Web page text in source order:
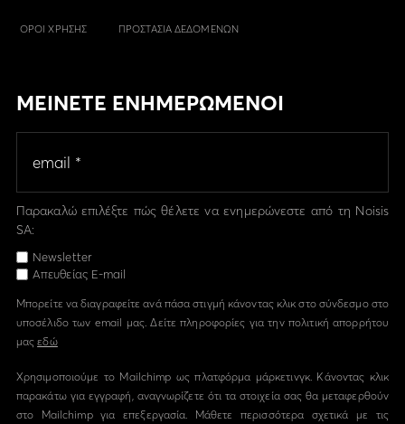
ΟΡΟΙ ΧΡΗΣΗΣ ΠΡΟΣΤΑΣΙΑ ΔΕΔΟΜΕΝΩΝ
ΜΕΙΝΕΤΕ ΕΝΗΜΕΡΩΜΕΝΟΙ
Παρακαλώ επιλέξτε πώς θέλετε να ενημερώνεστε από τη Noisis
SA:
Newsletter
Απευθείας E-mail
Μπορείτε να διαγραφείτε ανά πάσα στιγμή κάνοντας κλικ στο σύνδεσμο στο
υποσέλιδο των email μας. Δείτε πληροφορίες για την πολιτική απορρήτου
μαςεδώ
Χρησιμοποιούμε το Mailchimp ως πλατφόρμα μάρκετινγκ. Κάνοντας κλικ
παρακάτω για εγγραφή, αναγνωρίζετε ότι τα στοιχεία σας θα μεταφερθούν
στο Mailchimp για επεξεργασία. Μάθετε περισσότερα σχετικά με τις